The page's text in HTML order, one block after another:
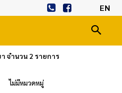
EN
จำนวน 2 รายการ
ไม่มีหมวดหมู่